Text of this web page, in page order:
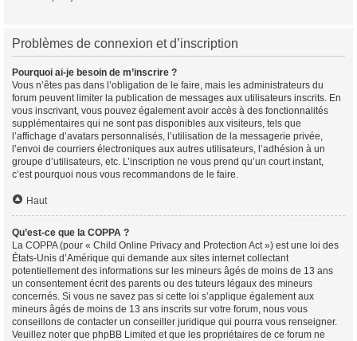
Problèmes de connexion et d’inscription
Pourquoi ai-je besoin de m’inscrire ?
Vous n’êtes pas dans l’obligation de le faire, mais les administrateurs du
forum peuvent limiter la publication de messages aux utilisateurs inscrits. En
vous inscrivant, vous pouvez également avoir accès à des fonctionnalités
supplémentaires qui ne sont pas disponibles aux visiteurs, tels que
l’affichage d’avatars personnalisés, l’utilisation de la messagerie privée,
l’envoi de courriers électroniques aux autres utilisateurs, l’adhésion à un
groupe d’utilisateurs, etc. L’inscription ne vous prend qu’un court instant,
c’est pourquoi nous vous recommandons de le faire.
Haut
Qu’est-ce que la COPPA ?
La COPPA (pour « Child Online Privacy and Protection Act ») est une loi des
États-Unis d’Amérique qui demande aux sites internet collectant
potentiellement des informations sur les mineurs âgés de moins de 13 ans
un consentement écrit des parents ou des tuteurs légaux des mineurs
concernés. Si vous ne savez pas si cette loi s’applique également aux
mineurs âgés de moins de 13 ans inscrits sur votre forum, nous vous
conseillons de contacter un conseiller juridique qui pourra vous renseigner.
Veuillez noter que phpBB Limited et que les propriétaires de ce forum ne